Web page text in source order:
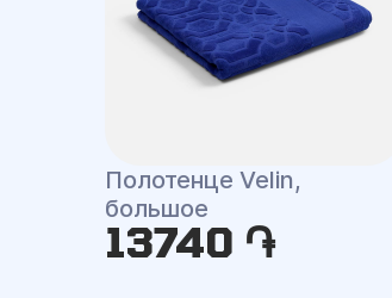
Полотенце Velin,
большое
13740 ֏